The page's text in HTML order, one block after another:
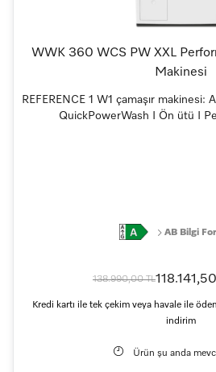
WWK 360 WCS PW XXL
Makinesi
REFERENCE 1 W1 çamaşır makinesi:
QuickPowerWash I Ön ütü I
AB Bilgi
138.990,00 TL
Kredi kartı ile tek çekim veya havale ile
indirim
Ürün şu anda